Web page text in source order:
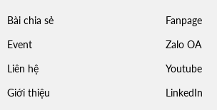
Bài chia sẻ
Event
Liên hệ
Giới thiệu
Fanpage
Zalo OA
Youtube
LinkedIn